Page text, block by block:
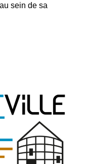
sein de sa